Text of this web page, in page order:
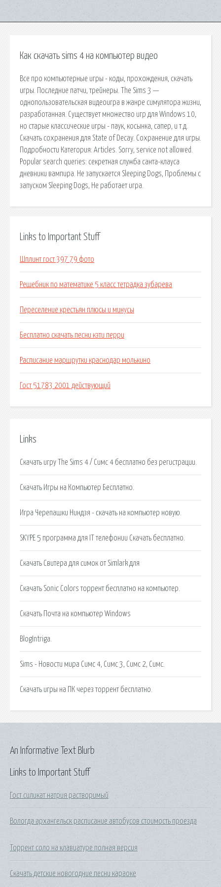
Как скачать sims 4 на компьютер видео
Все про компьютерные игры - коды, прохождения, скачать
игры. Последние патчи, трейнеры. The Sims 3 —
однопользовательская видеоигра в жанре симулятора жизни,
разработанная. Существует множество игр для Windows 10,
но старые классические игры - паук, косынка, сапер, и т.д.
Скачать сохранения для State of Decay. Сохранение для игры.
Подробности Категория: Articles. Sorry, service not allowed.
Popular search queries: секретная служба санта-клауса
дневники вампира. Не запускается Sleeping Dogs, Проблемы с
запуском Sleeping Dogs, Не работает игра.
Links to Important Stuff
Шплинт гост 397 79 фото
Решебник по математике 5 класс тетрадка зубарева
Переселение крестьян плюсы и минусы
Бесплатно скачать песни кэти перри
Расписание маршрутки краснодар молькино
Гост 51783 2001 действующий
Links
Скачать игру The Sims 4 / Симс 4 бесплатно без регистрации.
Скачать Игры на Компьютер Бесплатно.
Игра Черепашки Ниндзя - скачать на компьютер новую.
SKYPE 5 программа для IT телефонии Скачать бесплатно.
Скачать Свитера для симок от Simlark для
Скачать Sonic Colors торрент бесплатно на компьютер.
Скачать Почта на компьютер Windows
BlogIntriga.
Sims - Новости мира Симс 4, Симс 3, Симс 2, Симс.
Скачать игры на ПК через торрент бесплатно.
Links to Important Stuff
Гост силикат натрия растворимый
Вологда архангельск расписание автобусов стоимость проезда
Торрент соло на клавиатуре полная версия
Скачать детские новогодние песни караоке
An Informative Text Blurb